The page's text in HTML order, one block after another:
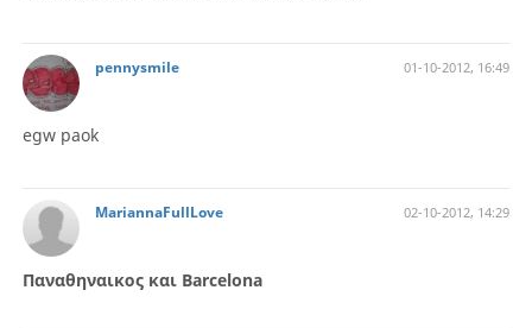
pennysmile 01-10-2012, 16:49
egw paok
MariannaFullLove 02-10-2012, 14:29
Παναθηναικος και Barcelona